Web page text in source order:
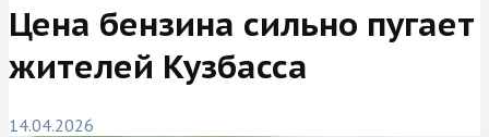
Цена бензина сильно пугает
жителей Кузбасса
14.04.2026